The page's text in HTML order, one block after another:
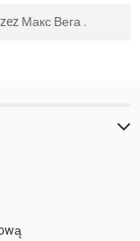
Макс Вега .